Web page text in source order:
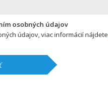
osobných údajov
údajov, viac informácií nájdete